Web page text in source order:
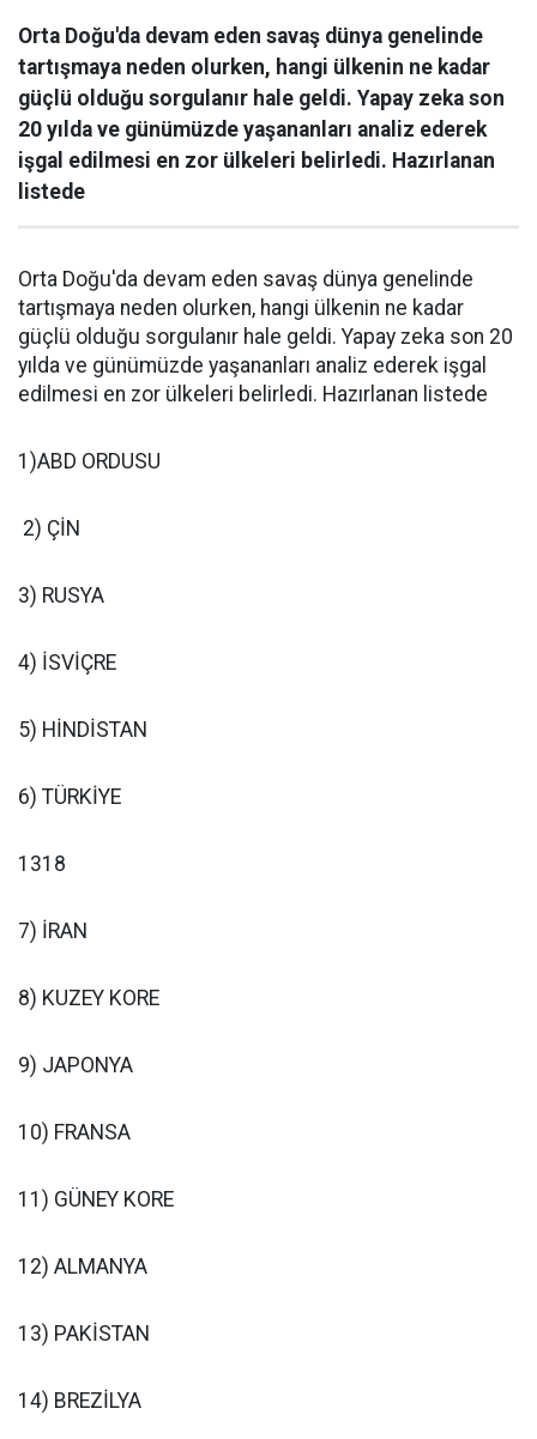
Orta Doğu'da devam eden savaş dünya genelinde
tartışmaya neden olurken, hangi ülkenin ne kadar
güçlü olduğu sorgulanır hale geldi. Yapay zeka son
20 yılda ve günümüzde yaşananları analiz ederek
işgal edilmesi en zor ülkeleri belirledi. Hazırlanan
listede
Orta Doğu'da devam eden savaş dünya genelinde
tartışmaya neden olurken, hangi ülkenin ne kadar
güçlü olduğu sorgulanır hale geldi. Yapay zeka son 20
yılda ve günümüzde yaşananları analiz ederek işgal
edilmesi en zor ülkeleri belirledi. Hazırlanan listede
1)ABD ORDUSU
2) ÇİN
3) RUSYA
4) İSVİÇRE
5) HİNDİSTAN
6) TÜRKİYE
1318
7) İRAN
8) KUZEY KORE
9) JAPONYA
10) FRANSA
11) GÜNEY KORE
12) ALMANYA
13) PAKİSTAN
14) BREZİLYA